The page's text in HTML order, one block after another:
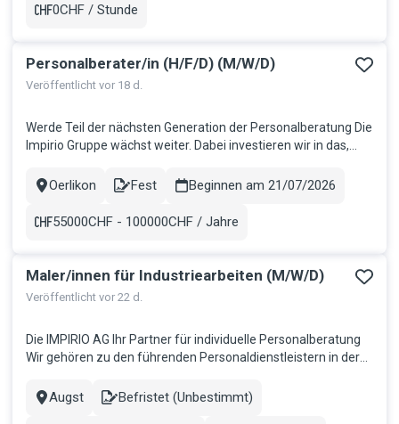
Aufgaben Eigenverantwortliche...
Gehalt
0CHF / Stunde
Personalberater/in (H/F/D) (M/W/D)
Veröffentlicht vor 18 d.
Werde Teil der nächsten Generation der Personalberatung Die
Impirio Gruppe wächst weiter. Dabei investieren wir in das,
Persönlichkeit und echter Leidenschaft für Recruiting.
Personalberaterinnen und Personal...
Stadt
Oerlikon
Contract
Fest Beginnen am 21/07/2026
Gehalt
55000CHF - 100000CHF / Jahre
Maler/innen für Industriearbeiten (M/W/D)
Veröffentlicht vor 22 d.
Die IMPIRIO AG Ihr Partner für individuelle Personalberatung
Wir gehören zu den führenden Personaldienstleistern in der
uns steht fest: Mitarbeitende sind der Schlüssel zum Erfolg.
Stadt
Augst
Contract
Befristet (Unbestimmt)